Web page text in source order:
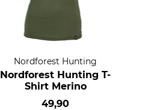
Nordforest Hunting
Nordforest Hunting T-
Shirt Merino
49,90